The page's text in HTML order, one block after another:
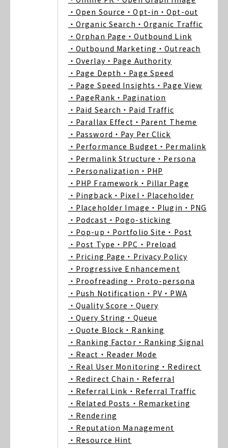
・Open Source ・Opt-in ・Opt-out
・Organic Search ・Organic Traffic
・Orphan Page ・Outbound Link
・Outbound Marketing ・Outreach
・Overlay ・Page Authority
・Page Depth ・Page Speed
・Page Speed Insights ・Page View
・PageRank ・Pagination
・Paid Search ・Paid Traffic
・Parallax Effect ・Parent Theme
・Password ・Pay Per Click
・Performance Budget ・Permalink
・Permalink Structure ・Persona
・Personalization ・PHP
・PHP Framework ・Pillar Page
・Pingback ・Pixel ・Placeholder
・Placeholder Image ・Plugin ・PNG
・Podcast ・Pogo-sticking
・Pop-up ・Portfolio Site ・Post
・Post Type ・PPC ・Preload
・Pricing Page ・Privacy Policy
・Progressive Enhancement
・Proofreading ・Proto-persona
・Push Notification ・PV ・PWA
・Quality Score ・Query
・Query String ・Queue
・Quote Block ・Ranking
・Ranking Factor ・Ranking Signal
・React ・Reader Mode
・Real User Monitoring ・Redirect
・Redirect Chain ・Referral
・Referral Link ・Referral Traffic
・Related Posts ・Remarketing
・Rendering
・Reputation Management
・Resource Hint